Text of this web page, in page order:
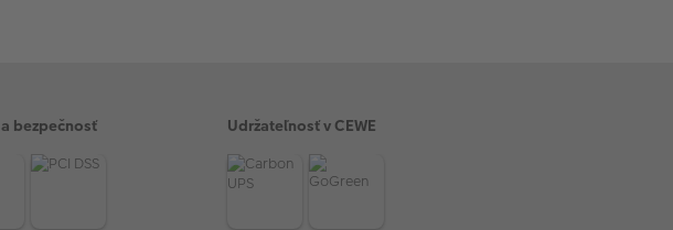
bezpečnosť Udržateľnosť v CEWE